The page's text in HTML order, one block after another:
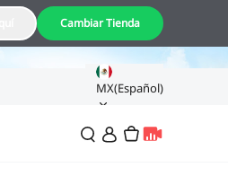
MX(Español)
Cambiar Tienda